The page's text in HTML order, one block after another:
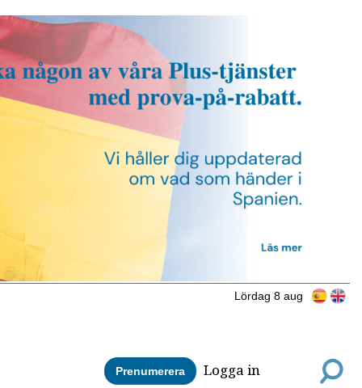
Lördag 8 aug
Prenumerera Logga in